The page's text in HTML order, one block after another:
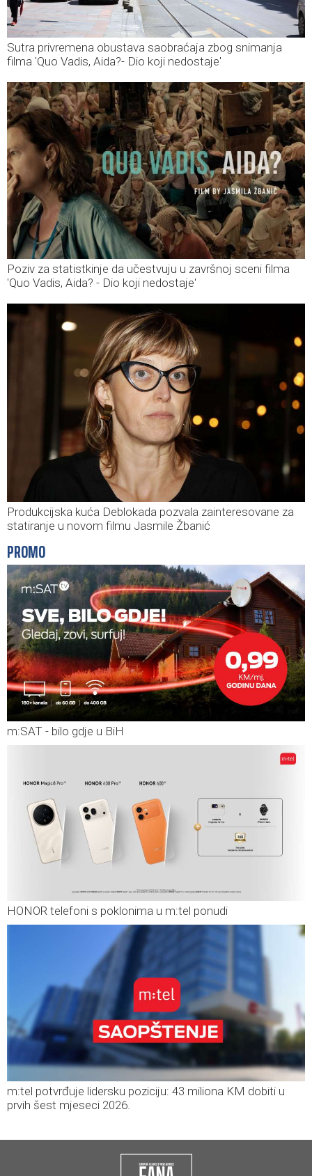
Sutra privremena obustava saobraćaja zbog snimanja
filma 'Quo Vadis, Aida?- Dio koji nedostaje'
Poziv za statistkinje da učestvuju u završnoj sceni filma
'Quo Vadis, Aida? - Dio koji nedostaje'
Produkcijska kuća Deblokada pozvala zainteresovane za
statiranje u novom filmu Jasmile Žbanić
PROMO
m:SAT - bilo gdje u BiH
HONOR telefoni s poklonima u m:tel ponudi
m:tel potvrđuje lidersku poziciju: 43 miliona KM dobiti u
prvih šest mjeseci 2026.